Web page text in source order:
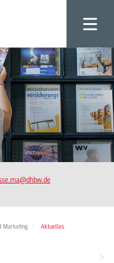
@dhbw.de
Marketing Aktuelles